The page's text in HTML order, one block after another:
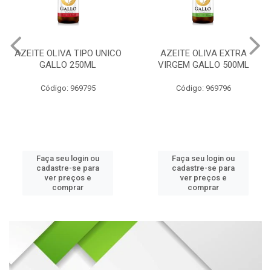
AZEITE OLIVA TIPO UNICO
GALLO 250ML
Código: 969795
Faça seu login ou
cadastre-se para
ver preços e
comprar
AZEITE OLIVA EXTRA
VIRGEM GALLO 500ML
Código: 969796
Faça seu login ou
cadastre-se para
ver preços e
comprar